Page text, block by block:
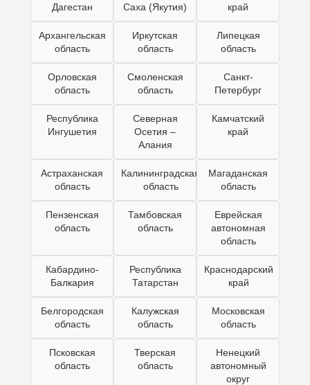
Дагестан
Саха (Якутия)
край
Архангельская
область
Иркутская
область
Липецкая
область
Орловская
область
Смоленская
область
Санкт-
Петербург
Республика
Ингушетия
Северная
Осетия –
Алания
Камчатский
край
Астраханская
область
Калининградская
область
Магаданская
область
Пензенская
область
Тамбовская
область
Еврейская
автономная
область
Кабардино-
Балкария
Республика
Татарстан
Краснодарский
край
Белгородская
область
Калужская
область
Московская
область
Псковская
область
Тверская
область
Ненецкий
автономный
округ